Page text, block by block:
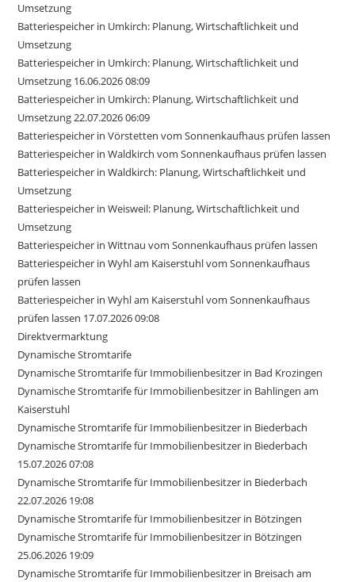
Umsetzung
Batteriespeicher in Umkirch: Planung, Wirtschaftlichkeit und
Umsetzung
Batteriespeicher in Umkirch: Planung, Wirtschaftlichkeit und
Umsetzung 16.06.2026 08:09
Batteriespeicher in Umkirch: Planung, Wirtschaftlichkeit und
Umsetzung 22.07.2026 06:09
Batteriespeicher in Vörstetten vom Sonnenkaufhaus prüfen lassen
Batteriespeicher in Waldkirch vom Sonnenkaufhaus prüfen lassen
Batteriespeicher in Waldkirch: Planung, Wirtschaftlichkeit und
Umsetzung
Batteriespeicher in Weisweil: Planung, Wirtschaftlichkeit und
Umsetzung
Batteriespeicher in Wittnau vom Sonnenkaufhaus prüfen lassen
Batteriespeicher in Wyhl am Kaiserstuhl vom Sonnenkaufhaus
prüfen lassen
Batteriespeicher in Wyhl am Kaiserstuhl vom Sonnenkaufhaus
prüfen lassen 17.07.2026 09:08
Direktvermarktung
Dynamische Stromtarife
Dynamische Stromtarife für Immobilienbesitzer in Bad Krozingen
Dynamische Stromtarife für Immobilienbesitzer in Bahlingen am
Kaiserstuhl
Dynamische Stromtarife für Immobilienbesitzer in Biederbach
Dynamische Stromtarife für Immobilienbesitzer in Biederbach
15.07.2026 07:08
Dynamische Stromtarife für Immobilienbesitzer in Biederbach
22.07.2026 19:08
Dynamische Stromtarife für Immobilienbesitzer in Bötzingen
Dynamische Stromtarife für Immobilienbesitzer in Bötzingen
25.06.2026 19:09
Dynamische Stromtarife für Immobilienbesitzer in Breisach am